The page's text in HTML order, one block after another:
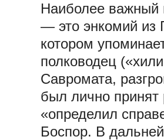
Наиболее важный
— это энкомий из
котором
полководец
Савромата,
был лично
«определил
Боспор. В